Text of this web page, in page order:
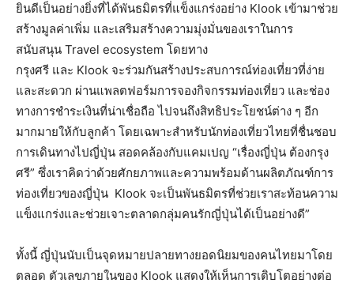
ยินดีเป็นอย่างยิ่งที่ได้พันธมิตรที่แข็งแกร่งอย่าง Klook เข้ามาช่วย
สร้างมูลค่าเพิ่ม และเสริมสร้างความมุ่งมั่นของเราในการ
สนับสนุน Travel ecosystem โดยทาง
กรุงศรี และ Klook จะร่วมกันสร้างประสบการณ์ท่องเที่ยวที่ง่าย
และสะดวก ผ่านแพลตฟอร์มการจองกิจกรรมท่องเที่ยว และช่อง
ทางการชำระเงินที่น่าเชื่อถือ ไปจนถึงสิทธิประโยชน์ต่าง ๆ อีก
มากมายให้กับลูกค้า โดยเฉพาะสำหรับนักท่องเที่ยวไทยที่ชื่นชอบ
การเดินทางไปญี่ปุ่น สอดคล้องกับแคมเปญ “เรื่องญี่ปุ่น ต้องกรุง
ศรี” ซึ่งเราคิดว่าด้วยศักยภาพและความพร้อมด้านผลิตภัณฑ์การ
ท่องเที่ยวของญี่ปุ่น Klook จะเป็นพันธมิตรที่ช่วยเราสะท้อนความ
แข็งแกร่งและช่วยเจาะตลาดกลุ่มคนรักญี่ปุ่นได้เป็นอย่างดี”
ทั้งนี้ ญี่ปุ่นนับเป็นจุดหมายปลายทางยอดนิยมของคนไทยมาโดย
ตลอด ตัวเลขภายในของ Klook แสดงให้เห็นการเติบโตอย่างต่อ